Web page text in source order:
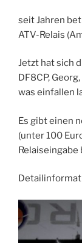
seit Jahren
ATV-Relais
Jetzt hat sich
DF8CP,
was einfallen
Es gibt einen
(unter 100
Relaiseingabe